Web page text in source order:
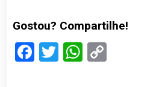
Gostou? Compartilhe!
Facebook
TwitterWhatsApp